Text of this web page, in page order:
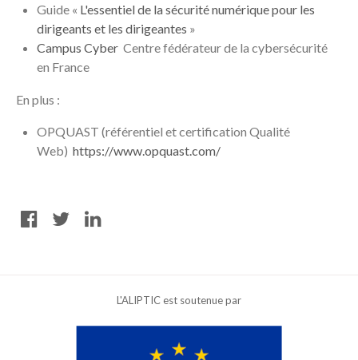
Guide « L'essentiel de la sécurité numérique pour les
dirigeants et les dirigeantes »
Campus Cyber Centre fédérateur de la cybersécurité
en France
En plus :
OPQUAST (référentiel et certification Qualité
Web) https://www.opquast.com/
L'ALIPTIC est soutenue par